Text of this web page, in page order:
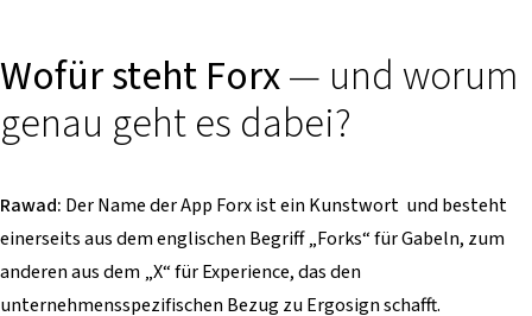
Wofür steht Forx— und worum
genau geht es dabei?
Rawad: Der Name der App Forx ist ein Kunstwort und besteht
einerseits aus dem englischen Begriff „Forks“ für Gabeln, zum
anderen aus dem „X“ für Experience, das den
unternehmensspezifischen Bezug zu Ergosign schafft.